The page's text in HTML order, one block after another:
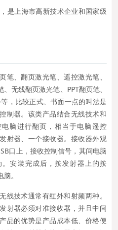
是上海市高新技术企业和国家级
笔、翻页激光笔、遥控激光笔、
无线翻页激光笔、PPT翻页笔、
，比较正式、书面一点的叫法是
制器。该类产品结合无线技术和
脑进行翻页，相当于电脑遥控
射器、一个接收器。接收器外观
口上，接收控制信号，其间电脑
安装完成后，按发射器上的按
。
线技术通常有红外和射频两种。
射器必须对准接收器，并且中间
品的优势是产品成本低、价格便